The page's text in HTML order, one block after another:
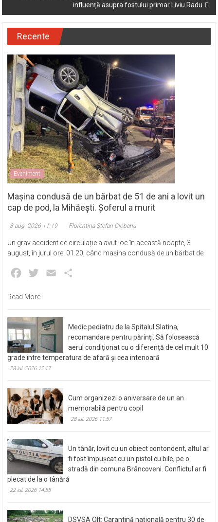
influență asupra fostului primar Liviu Radu
Recente
Eveniment
Mașina condusă de un bărbat de 51 de ani a lovit un
cap de pod, la Mihăești. Șoferul a murit
3 aug. 2026 11:19 Florentina Ștefan Ciobanu
Un grav accident de circulație a avut loc în această noapte, 3
august, în jurul orei 01.20, când mașina condusă de un bărbat de
Facebook
Twitter Email
Read More
Medic pediatru de la Spitalul Slatina,
recomandare pentru părinți: Să folosească
aerul condiționat cu o diferență de cel mult 10
grade între temperatura de afară și cea interioară
28 iul. 2026 12:17
Cum organizezi o aniversare de un an
memorabilă pentru copil
28 iul. 2026 11:57
Un tânăr, lovit cu un obiect contondent, altul ar
fi fost împușcat cu un pistol cu bile, pe o
stradă din comuna Brâncoveni. Conflictul ar fi
plecat de la o tânără
22 iul. 2026 14:55
DSVSA Olt: Carantină națională pentru 30 de